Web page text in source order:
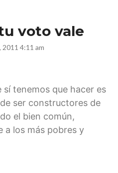
voto vale
4:11 am
tenemos que hacer es
ser constructores de
el bien común,
a los más pobres y